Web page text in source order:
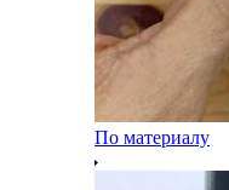
По материалу